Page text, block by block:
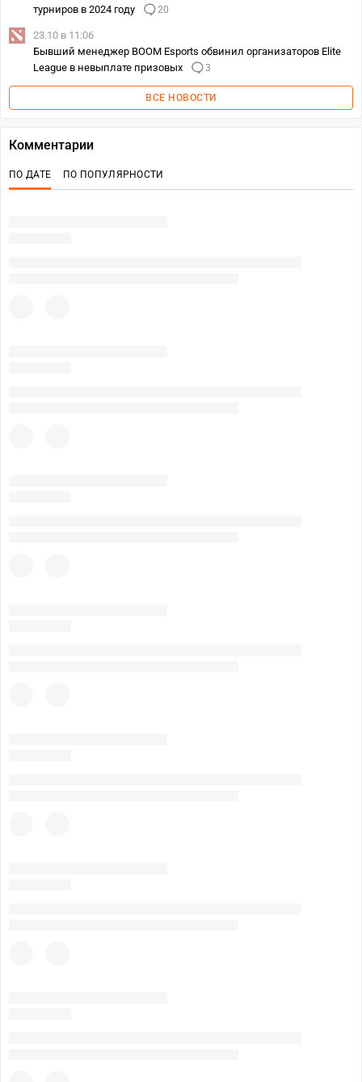
турниров в 2024 году
20
23.10 в 11:06
Бывший менеджер BOOM Esports обвинил организаторов Elite
League в невыплате призовых
3
ВСЕ НОВОСТИ
Комментарии
ПО ДАТЕ ПО ПОПУЛЯРНОСТИ